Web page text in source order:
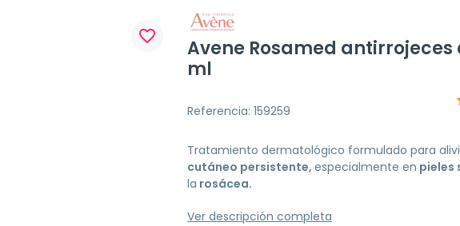
favorite_border
Avene Rosamed
ml
Referencia: 159259
Tratamiento dermatológico formulado para
cutáneo persistente, especialmente en pieles
la rosácea.
Ver descripción completa